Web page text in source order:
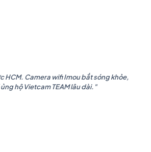
HCM. Camera wifi Imou bắt sóng khỏe,
hộ Vietcam TEAM lâu dài."